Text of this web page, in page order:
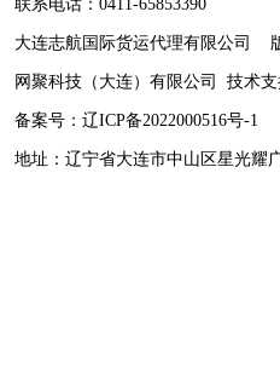
联系电话：0411-65853390
大连志航国际货运代理有限公
网聚科技（大连）有限公司 技术
备案号： 辽ICP备2022000516号-1
地址：辽宁省大连市中山区星光耀